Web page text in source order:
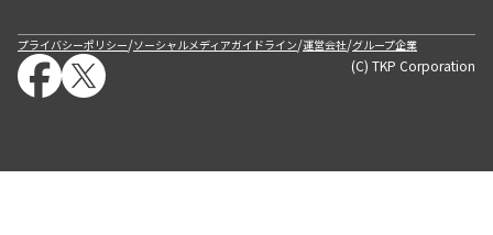
プライバシーポリシー/ソーシャルメディアガイドライン/運営会社/グループ企業
(C) TKP Corporation